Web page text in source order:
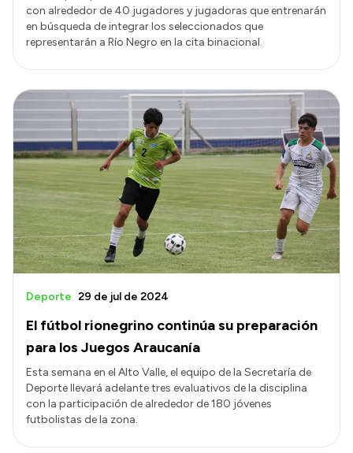
con alrededor de 40 jugadores y jugadoras que entrenarán
en búsqueda de integrar los seleccionados que
representarán a Río Negro en la cita binacional.
El fútbol rionegrino continúa su preparación
para los Juegos Araucanía
Deporte 29 de jul de 2024
Esta semana en el Alto Valle, el equipo de la Secretaría de
Deporte llevará adelante tres evaluativos de la disciplina
con la participación de alrededor de 180 jóvenes
futbolistas de la zona.